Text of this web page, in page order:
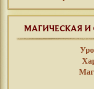
МАГИЧЕСКАЯ